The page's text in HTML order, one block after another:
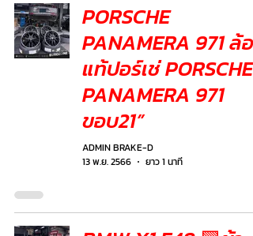
PORSCHE
PANAMERA 971 ล้อ
แท้ปอร์เช่ PORSCHE
PANAMERA 971
ขอบ21”
ADMIN BRAKE-D
13 พ.ย. 2566
ยาว 1 นาที